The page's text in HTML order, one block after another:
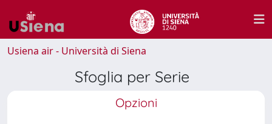
Usiena air - Università di Siena
Sfoglia per Serie
Opzioni